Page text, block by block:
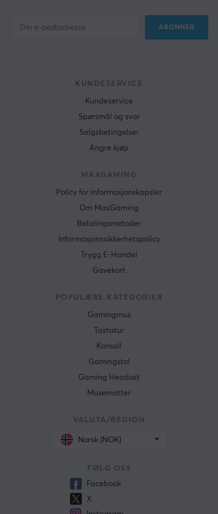
ABONNER
KUNDESERVICE
Kundeservice
Spørsmål og svar
Salgsbetingelser
Angre kjøp
MAXGAMING
Policy for informasjonskapsler
Om MaxGaming
Betalingsmetoder
Informasjonssikkerhetspolicy
Trygg E-Handel
Gavekort
POPULÆRE KATEGORIER
Gamingmus
Tastatur
Konsoll
Gamingstol
Gaming Headset
Musematter
VALUTA/REGION
Norsk (NOK)
FØLG OSS
Facebook
X